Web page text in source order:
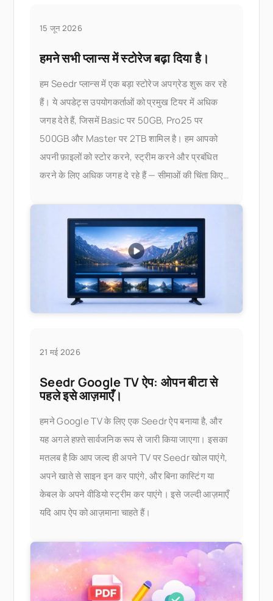
15 जून 2026
हमने सभी प्लान्स में स्टोरेज बढ़ा दिया है।
हम Seedr प्लान्स में एक बड़ा स्टोरेज अपग्रेड शुरू कर रहे
हैं। ये अपडेट्स उपयोगकर्ताओं को प्रमुख टियर में अधिक
जगह देते हैं, जिसमें Basic पर 50GB, Pro25 पर
500GB और Master पर 2TB शामिल है। हम आपको
अपनी फ़ाइलों को स्टोर करने, स्ट्रीम करने और प्रबंधित
करने के लिए अधिक जगह दे रहे हैं — सीमाओं की चिंता किए
21 मई 2026
Seedr Google TV ऐप: ओपन बीटा से
पहले इसे आज़माएँ।
हमने Google TV के लिए एक Seedr ऐप बनाया है, और
यह अगले हफ़्ते सार्वजनिक रूप से जारी किया जाएगा। इसका
मतलब है कि आप जल्द ही अपने TV पर Seedr खोल पाएंगे,
अपने खाते से साइन इन कर पाएंगे, और बिना कास्टिंग या
केबल के अपने वीडियो स्ट्रीम कर पाएंगे। इसे जल्दी आज़माएँ
यदि आप ऐप को आज़माना चाहते हैं।